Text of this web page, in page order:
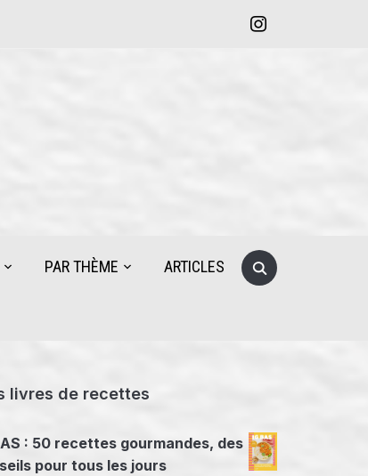
instagram
Search
for:
PAR THÈME ARTICLES
livres de recettes
: 50 recettes gourmandes, des
pour tous les jours